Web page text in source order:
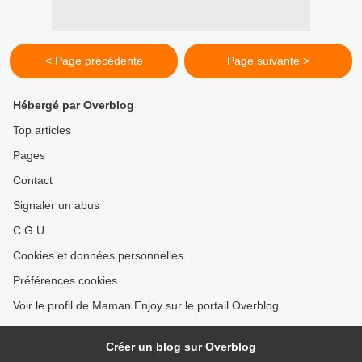
< Page précédente Page suivante >
Hébergé par Overblog
Top articles
Pages
Contact
Signaler un abus
C.G.U.
Cookies et données personnelles
Préférences cookies
Voir le profil de Maman Enjoy sur le portail Overblog
Créer un blog sur Overblog